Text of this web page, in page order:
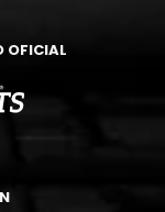
OFICIAL